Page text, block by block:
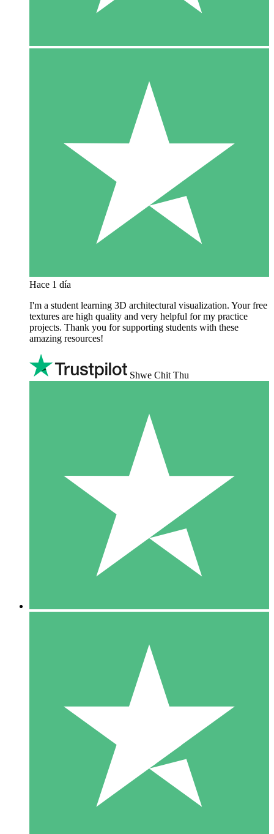
Hace 1 día
I'm a student learning 3D architectural visualization. Your free
textures are high quality and very helpful for my practice
projects. Thank you for supporting students with these
amazing resources!
Shwe Chit Thu